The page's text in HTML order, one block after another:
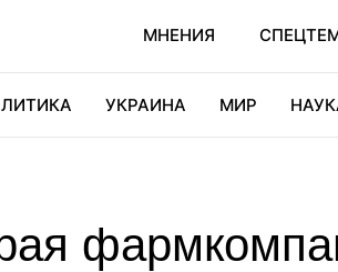
МНЕНИЯ
УКРАИНА МИР